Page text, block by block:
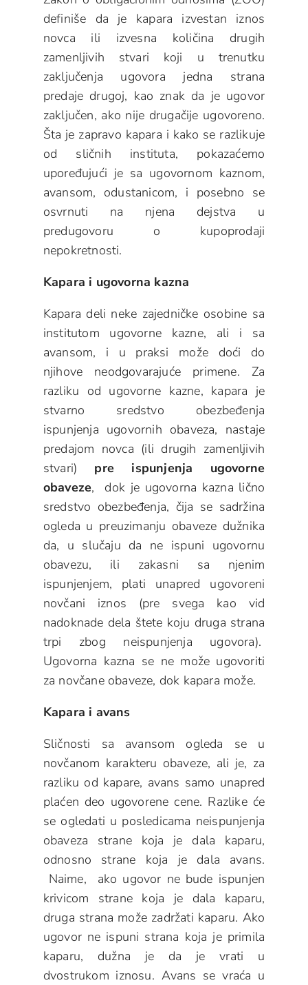
definiše da je kapara izvestan iznos
novca ili izvesna količina drugih
zamenljivih stvari koji u trenutku
zaključenja ugovora jedna strana
predaje drugoj, kao znak da je ugovor
zaključen, ako nije drugačije ugovoreno.
Šta je zapravo kapara i kako se razlikuje
od sličnih instituta, pokazaćemo
upoređujući je sa ugovornom kaznom,
avansom, odustanicom, i posebno se
osvrnuti na njena dejstva u
predugovoru o kupoprodaji
nepokretnosti.
Kapara i ugovorna kazna
Kapara deli neke zajedničke osobine sa
institutom ugovorne kazne, ali i sa
avansom, i u praksi može doći do
njihove neodgovarajuće primene. Za
razliku od ugovorne kazne, kapara je
stvarno sredstvo obezbeđenja
ispunjenja ugovornih obaveza, nastaje
predajom novca (ili drugih zamenljivih
stvari) pre ispunjenja ugovorne
obaveze, dok je ugovorna kazna lično
sredstvo obezbeđenja, čija se sadržina
ogleda u preuzimanju obaveze dužnika
da, u slučaju da ne ispuni ugovornu
obavezu, ili zakasni sa njenim
ispunjenjem, plati unapred ugovoreni
novčani iznos (pre svega kao vid
nadoknade dela štete koju druga strana
trpi zbog neispunjenja ugovora).
Ugovorna kazna se ne može ugovoriti
za novčane obaveze, dok kapara može.
Kapara i avans
Sličnosti sa avansom ogleda se u
novčanom karakteru obaveze, ali je, za
razliku od kapare, avans samo unapred
plaćen deo ugovorene cene. Razlike će
se ogledati u posledicama neispunjenja
obaveza strane koja je dala kaparu,
odnosno strane koja je dala avans.
Naime, ako ugovor ne bude ispunjen
krivicom strane koja je dala kaparu,
druga strana može zadržati kaparu. Ako
ugovor ne ispuni strana koja je primila
kaparu, dužna je da je vrati u
dvostrukom iznosu. Avans se vraća u